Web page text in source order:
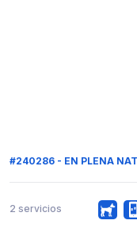
#240286 - EN PLENA
2 servicios